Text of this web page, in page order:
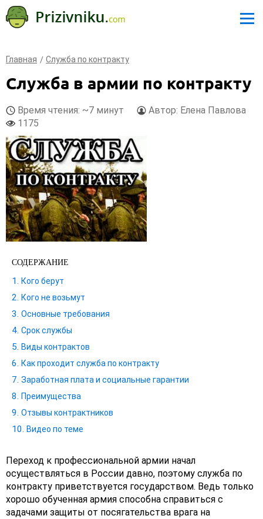
Главная Служба по контракту
Служба в армии по контракту
Время чтения: ~7 минут
Автор: Елена Павлова
1175
СОДЕРЖАНИЕ
Кого берут
Кого не возьмут
Основные требования
Срок службы
Виды контрактов
Как проходит служба по контракту
Заработная плата и социальные гарантии
Преимущества
Отзывы контрактников
Видео по теме
Переход к профессиональной армии начал
осуществляться в России давно, поэтому служба по
контракту приветствуется государством. Ведь только
хорошо обученная армия способна справиться с
задачами защиты от посягательства врага на